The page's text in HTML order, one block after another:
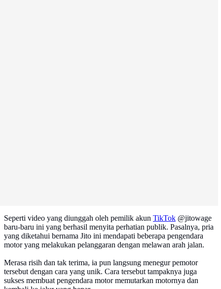
Seperti video yang diunggah oleh pemilik akun TikTok @jitowage
baru-baru ini yang berhasil menyita perhatian publik. Pasalnya, pria
yang diketahui bernama Jito ini mendapati beberapa pengendara
motor yang melakukan pelanggaran dengan melawan arah jalan.
Merasa risih dan tak terima, ia pun langsung menegur pemotor
tersebut dengan cara yang unik. Cara tersebut tampaknya juga
sukses membuat pengendara motor memutarkan motornya dan